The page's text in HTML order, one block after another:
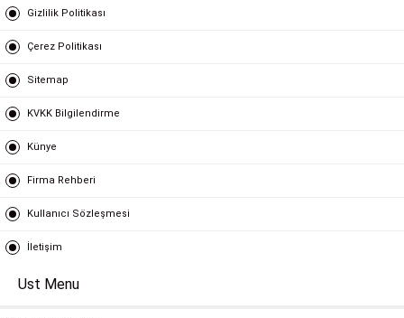
Gizlilik Politikası
Çerez Politikası
Sitemap
KVKK Bilgilendirme
Künye
Firma Rehberi
Kullanıcı Sözleşmesi
İletişim
Ust Menu